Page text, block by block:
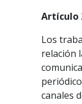
Artículo
Los
relación
canales